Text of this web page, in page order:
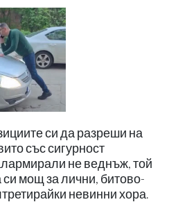
си да разреши на
със сигурност
не веднъж, той
мощ за лични, битово-
невинни хора.